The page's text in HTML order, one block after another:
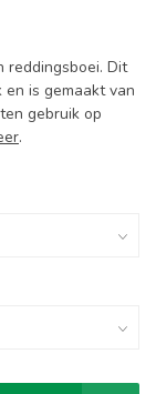
reddingsboei. Dit
is gemaakt van
gebruik op
.